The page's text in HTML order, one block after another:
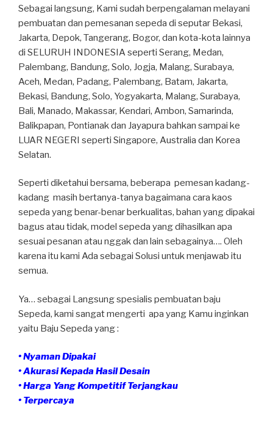
Sebagai langsung, Kami sudah berpengalaman melayani
pembuatan dan pemesanan sepeda di seputar Bekasi,
Jakarta, Depok, Tangerang, Bogor, dan kota-kota lainnya
di SELURUH INDONESIA seperti Serang, Medan,
Palembang, Bandung, Solo, Jogja, Malang, Surabaya,
Aceh, Medan, Padang, Palembang, Batam, Jakarta,
Bekasi, Bandung, Solo, Yogyakarta, Malang, Surabaya,
Bali, Manado, Makassar, Kendari, Ambon, Samarinda,
Balikpapan, Pontianak dan Jayapura bahkan sampai ke
LUAR NEGERI seperti Singapore, Australia dan Korea
Selatan.
Seperti diketahui bersama, beberapa pemesan kadang-
kadang masih bertanya-tanya bagaimana cara kaos
sepeda yang benar-benar berkualitas, bahan yang dipakai
bagus atau tidak, model sepeda yang dihasilkan apa
sesuai pesanan atau nggak dan lain sebagainya…. Oleh
karena itu kami Ada sebagai Solusi untuk menjawab itu
semua.
Ya… sebagai Langsung spesialis pembuatan baju
Sepeda, kami sangat mengerti apa yang Kamu inginkan
yaitu Baju Sepeda yang :
• Nyaman Dipakai
• Akurasi Kepada Hasil Desain
• Harga Yang Kompetitif Terjangkau
• Terpercaya